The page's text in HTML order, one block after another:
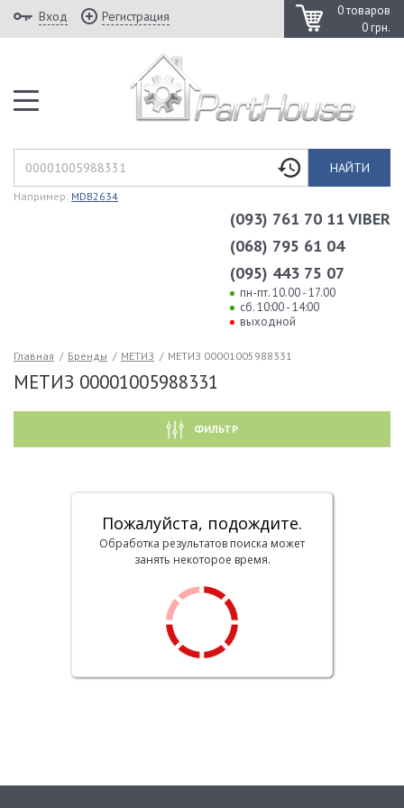
0 товаров
0 грн.
Вход Регистрация
НАЙТИ
Например: MDB2634
(093) 761 70 11 VIBER
(068) 795 61 04
(095) 443 75 07
пн-пт. 10.00 - 17.00
сб. 10:00 - 14:00
выходной
Главная / Бренды / МЕТИЗ / МЕТИЗ 00001005988331
МЕТИЗ 00001005988331
ФИЛЬТР
Пожалуйста, подождите.
Обработка результатов поиска может
занять некоторое время.